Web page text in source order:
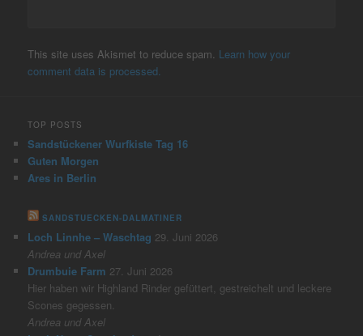
This site uses Akismet to reduce spam. Learn how your
comment data is processed.
TOP POSTS
Sandstückener Wurfkiste Tag 16
Guten Morgen
Ares in Berlin
SANDSTUECKEN-DALMATINER
Loch Linnhe – Waschtag 29. Juni 2026
Andrea und Axel
Drumbuie Farm 27. Juni 2026
Hier haben wir Highland Rinder gefüttert, gestreichelt und leckere
Scones gegessen.
Andrea und Axel